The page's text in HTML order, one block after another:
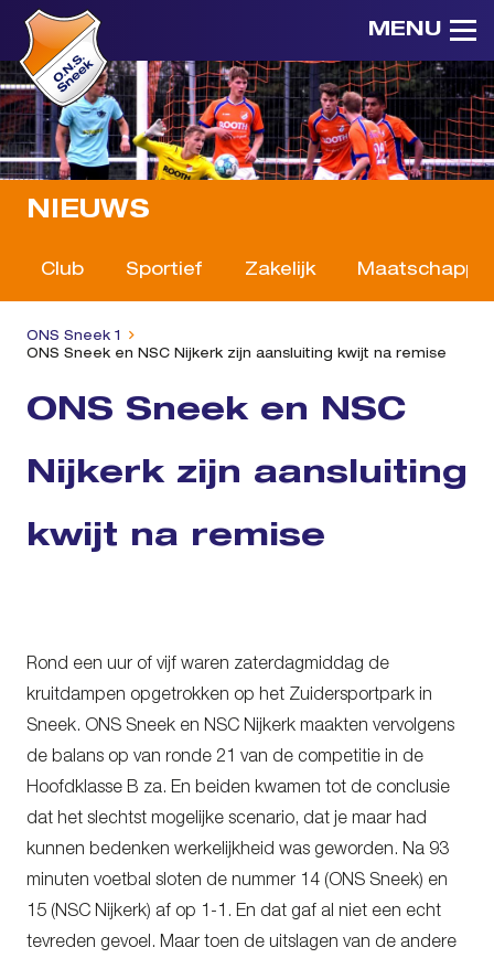
MENU
NIEUWS
Club Sportief Zakelijk
ONS Sneek 1
ONS Sneek en NSC Nijkerk zijn aansluiting kwijt na remise
ONS Sneek en NSC
Nijkerk zijn aansluiting
kwijt na remise
Rond een uur of vijf waren zaterdagmiddag de
kruitdampen opgetrokken op het Zuidersportpark in
Sneek. ONS Sneek en NSC Nijkerk maakten vervolgens
de balans op van ronde 21 van de competitie in de
Hoofdklasse B za. En beiden kwamen tot de conclusie
dat het slechtst mogelijke scenario, dat je maar had
kunnen bedenken werkelijkheid was geworden. Na 93
minuten voetbal sloten de nummer 14 (ONS Sneek) en
15 (NSC Nijkerk) af op 1-1. En dat gaf al niet een echt
tevreden gevoel. Maar toen de uitslagen van de andere